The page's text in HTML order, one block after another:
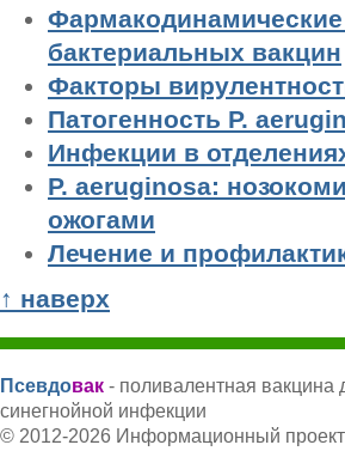
бактериальных вакцин
Факторы
Патогенность P.
Инфекции в
P. aeruginosa:
ожогами
Лечение и
↑ наверх
Псевдовак - поливалентная вакцина
синегнойной инфекции
© 2012-2026 Информационный проект